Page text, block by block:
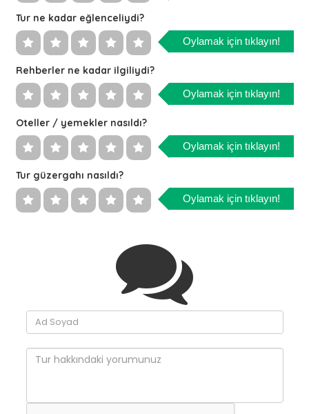
Tur ne kadar eğlenceliydi?
Oylamak için tıklayın!
Rehberler ne kadar ilgiliydi?
Oylamak için tıklayın!
Oteller / yemekler nasıldı?
Oylamak için tıklayın!
Tur güzergahı nasıldı?
Oylamak için tıklayın!